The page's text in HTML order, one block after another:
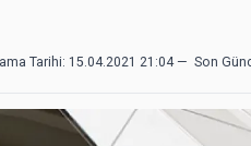
Tarihi: 15.04.2021 21:04 — Son